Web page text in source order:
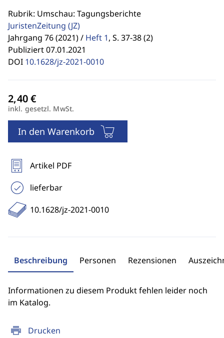
print Drucken
Rubrik: Umschau: Tagungsberichte
JuristenZeitung (JZ)
Jahrgang 76 (2021) / Heft 1, S. 37-38 (2)
Publiziert 07.01.2021
DOI 10.1628/jz-2021-0010
inkl. gesetzl. MwSt.
In den Warenkorb
Artikel PDF
lieferbar
10.1628/jz-2021-0010
Beschreibung Personen Rezensionen
Informationen zu diesem Produkt fehlen leider noch
im Katalog.